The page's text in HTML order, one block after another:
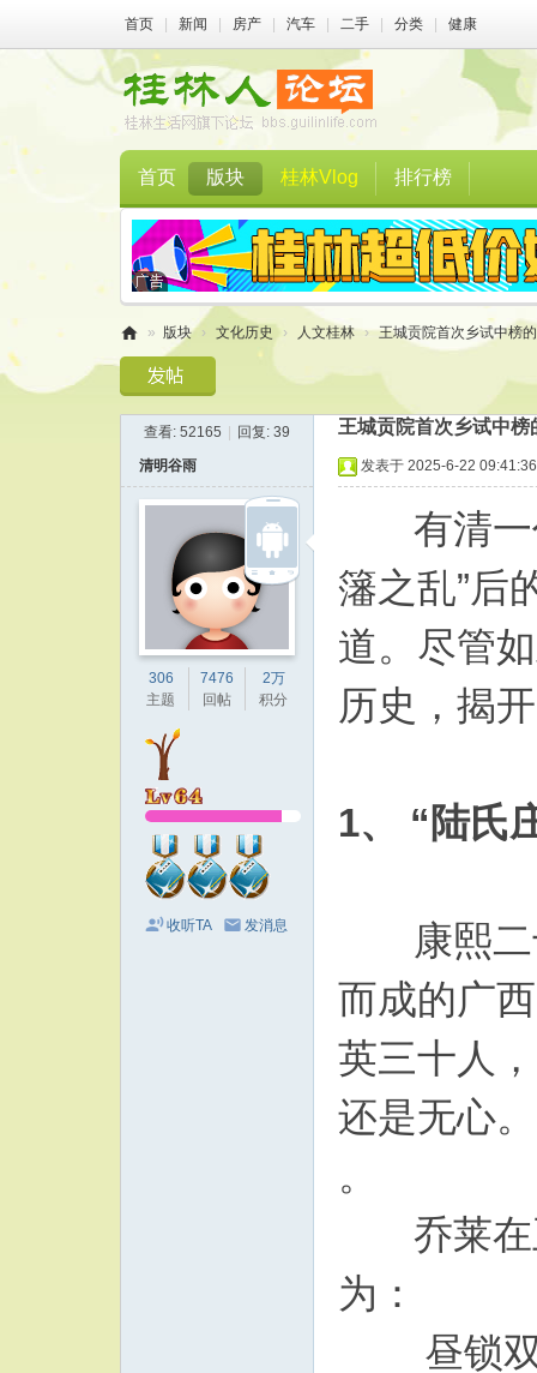
首页 新闻 房产 汽车 二手 分类 健康
首页 版块 桂林Vlog 排行榜
林
» 版块 › 文化历史 › 人文桂林 › 王城贡院首次乡试中榜
查看: 52165 回复: 39 王城贡院首次乡试中榜
清明谷雨
306
主题
7476
回帖
2万
积分
收听TA 发消息
发表于 2025-6-22 09:41:36
有清一
籓之乱”后
道。尽管
历史，揭
1、 “陆氏
康熙二
而成的广
英三十人
还是无心
。
乔莱在
为：
昼锁双